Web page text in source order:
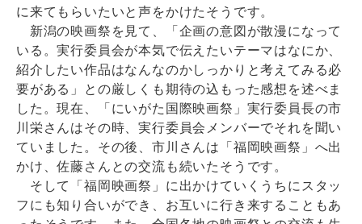
に来てもらいたいと声をかけたそうです。
新潟の映画祭を見て、「企画の意図が散漫になって
いる。実行委員会が本気で伝えたいテーマはなにか、
紹介したい作品はなんなのかしっかりと考えてみる必
要がある」との厳しくも期待の込もった感想を述べま
した。現在、「にいがた国際映画祭」実行委員長の市
川栄さんはその時、実行委員会メンバーでそれを聞い
ていました。その後、市川さんは「福岡映画祭」へ出
かけ、佐藤さんとの交流も続いたそうです。
そして「福岡映画祭」に出かけていくうちにスタッ
フにも知り合いができ、お互いに行き来することもあ